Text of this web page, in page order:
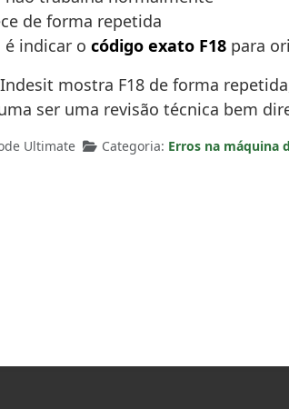
de forma repetida
é indicar o código exato F18 para
mostra F18 de forma
ser uma revisão técnica bem
Ultimate Categoria: Erros na máquina